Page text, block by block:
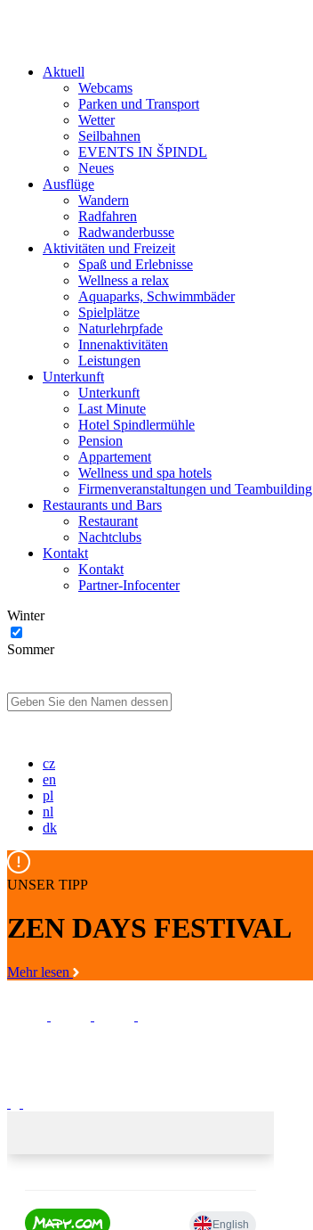
Aktuell
Webcams
Parken und Transport
Wetter
Seilbahnen
EVENTS IN ŠPINDL
Neues
Ausflüge
Wandern
Radfahren
Radwanderbusse
Aktivitäten und Freizeit
Spaß und Erlebnisse
Wellness a relax
Aquaparks, Schwimmbäder
Spielplätze
Naturlehrpfade
Innenaktivitäten
Leistungen
Unterkunft
Unterkunft
Last Minute
Hotel Spindlermühle
Pension
Appartement
Wellness und spa hotels
Firmenveranstaltungen und Teambuilding
Restaurants und Bars
Restaurant
Nachtclubs
Kontakt
Kontakt
Partner-Infocenter
Winter
Sommer
cz
en
pl
nl
dk
UNSER TIPP
ZEN DAYS FESTIVAL
Mehr lesen